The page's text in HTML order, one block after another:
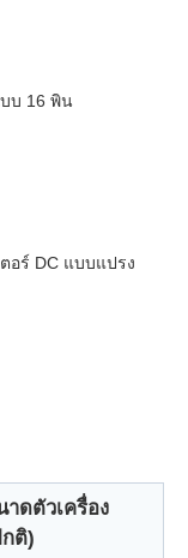
ระบบการตั้งโป
บบ 16 พิน
อร์ DC แบบแปรง
าดตัวเครื่อง
ติ)